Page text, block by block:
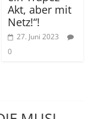
Akt, aber mit
Netz!“!
27. Juni 2023
0